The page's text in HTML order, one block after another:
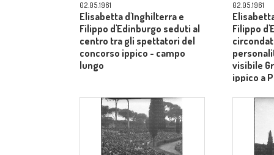
02.05.1961
Elisabetta d'Inghilterra e
Filippo d'Edinburgo seduti al
centro tra gli spettatori del
concorso ippico - campo
lungo
02.05.1961
Filippo
visibile
ippico a